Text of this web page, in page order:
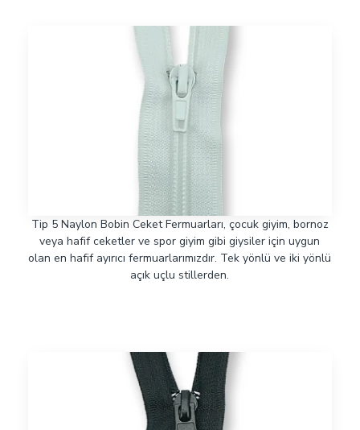
Tip 5 Naylon Bobin Ceket Fermuarları, çocuk giyim, bornoz
veya hafif ceketler ve spor giyim gibi giysiler için uygun
olan en hafif ayırıcı fermuarlarımızdır. Tek yönlü ve iki yönlü
açık uçlu stillerden.